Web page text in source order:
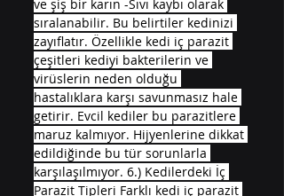
ve şiş bir karın -Sıvı kaybı olarak
sıralanabilir. Bu belirtiler kedinizi
zayıflatır. Özellikle kedi iç parazit
çeşitleri kediyi bakterilerin ve
virüslerin neden olduğu
hastalıklara karşı savunmasız hale
getirir. Evcil kediler bu parazitlere
maruz kalmıyor. Hijyenlerine dikkat
edildiğinde bu tür sorunlarla
karşılaşılmıyor. 6.) Kedilerdeki İç
Parazit Tipleri Farklı kedi iç parazit